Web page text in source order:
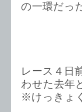
の一環だっ
レース４日
わせた去年
※けっきょ